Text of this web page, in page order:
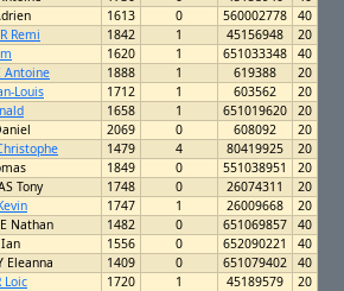
1613 0 560002778
40
Remi 1842 1 45156948
20
1620 1 651033348
40
Antoine 1888 1 619388
20
Louis 1712 1 603562
20
1658 1 651019620
20
2069 0 608092
20
1479 4 80419925
20
1849 0 551038951
20
Tony 1748 0 26074311
20
1747 1 26009668
20
Nathan 1482 0 651069857
40
1556 0 652090221
40
Eleanna 1409 0 651079402
40
Loic 1720 1 45189579
20